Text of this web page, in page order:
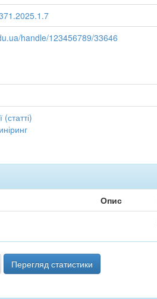
handle/123456789/33646
(статті)
Опис
Перегляд статистики